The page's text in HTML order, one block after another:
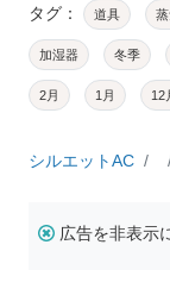
タグ： 道具
加湿器 冬季
2月 1月 12
シルエットAC
広告を非表示